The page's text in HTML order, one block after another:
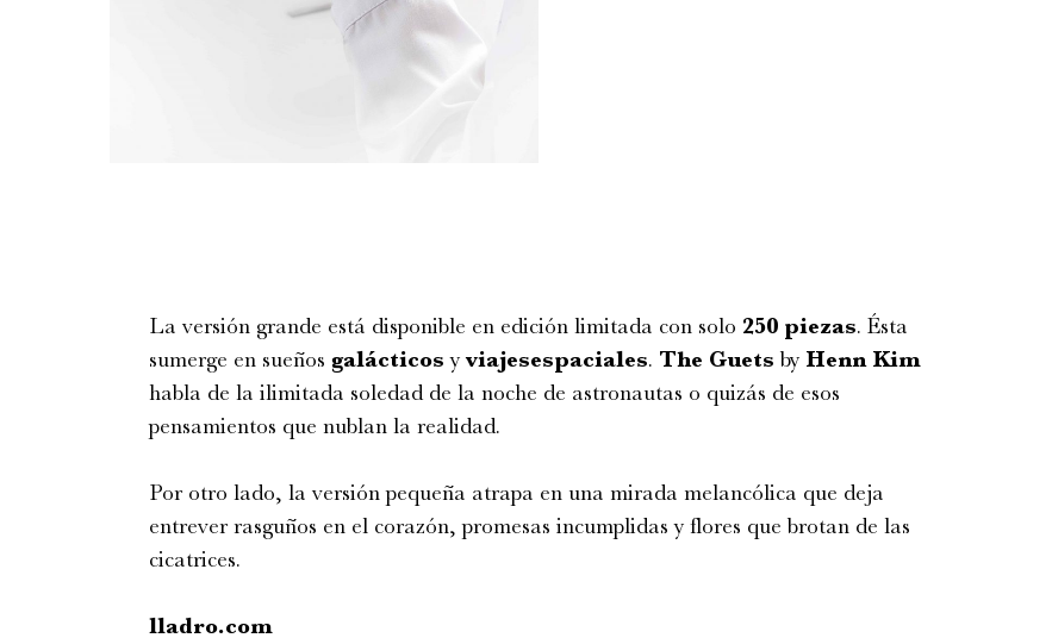
La versión grande está disponible en edición limitada con solo 250 piezas. Ésta
sumerge en sueños galácticos yviajesespaciales. The Guets by Henn Kim
habla de la ilimitada soledad de la noche de astronautas o quizás de esos
pensamientos que nublan la realidad.
Por otro lado, la versión pequeña atrapa en una mirada melancólica que deja
entrever rasguños en el corazón, promesas incumplidas y flores que brotan de las
cicatrices.
lladro.com